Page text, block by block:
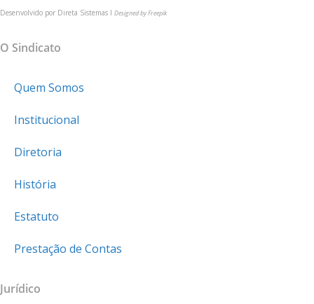
Desenvolvido por Direta Sistemas I Designed by Freepik
MAPA DO SITE
O Sindicato
Quem Somos
Institucional
Diretoria
História
Estatuto
Prestação de Contas
Jurídico